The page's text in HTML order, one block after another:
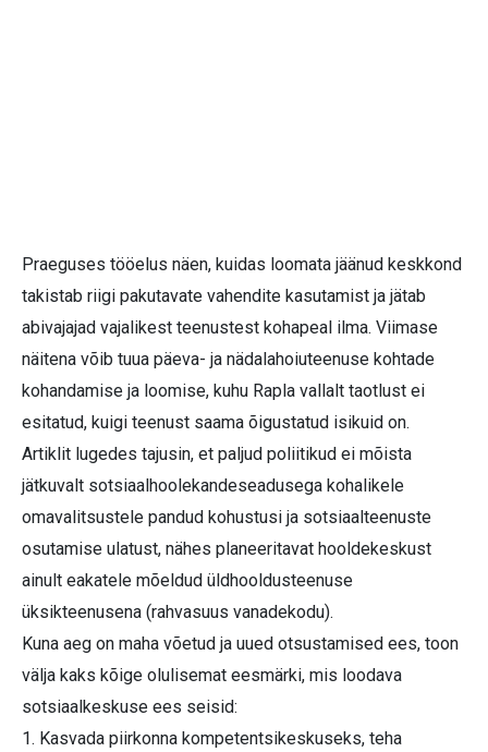
Praeguses tööelus näen, kuidas loomata jäänud keskkond
takistab riigi pakutavate vahendite kasutamist ja jätab
abivajajad vajalikest teenustest kohapeal ilma. Viimase
näitena võib tuua päeva- ja nädalahoiuteenuse kohtade
kohandamise ja loomise, kuhu Rapla vallalt taotlust ei
esitatud, kuigi teenust saama õigustatud isikuid on.
Artiklit lugedes tajusin, et paljud poliitikud ei mõista
jätkuvalt sotsiaalhoolekandeseadusega kohalikele
omavalitsustele pandud kohustusi ja sotsiaalteenuste
osutamise ulatust, nähes planeeritavat hooldekeskust
ainult eakatele mõeldud üldhooldusteenuse
üksikteenusena (rahvasuus vanadekodu).
Kuna aeg on maha võetud ja uued otsustamised ees, toon
välja kaks kõige olulisemat eesmärki, mis loodava
sotsiaalkeskuse ees seisid:
1. Kasvada piirkonna kompetentsikeskuseks, teha